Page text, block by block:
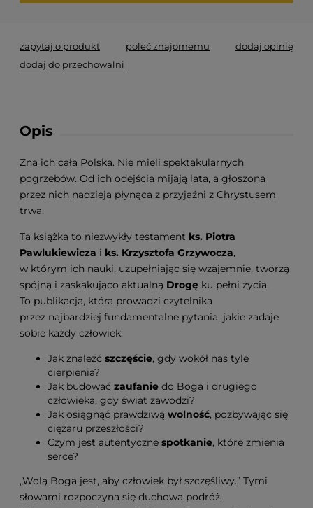
zapytaj o produkt poleć znajomemu
dodaj opinię
dodaj do przechowalni
Opis
Zna ich cała Polska. Nie mieli spektakularnych
pogrzebów. Od ich odejścia mijają lata, a głoszona
przez nich nadzieja płynąca z przyjaźni z Chrystusem
trwa.
Ta książka to niezwykły testament ks. Piotra
Pawlukiewicza i ks. Krzysztofa Grzywocza,
w którym ich nauki, uzupełniając się wzajemnie, tworzą
spójną i zaskakująco aktualną Drogę ku pełni życia.
To publikacja, która prowadzi czytelnika
przez najbardziej fundamentalne pytania, jakie zadaje
sobie każdy człowiek:
Jak znaleźć szczęście, gdy wokół nas tyle
cierpienia?
Jak budować zaufanie do Boga i drugiego
człowieka, gdy świat zawodzi?
Jak osiągnąć prawdziwą wolność, pozbywając się
ciężaru przeszłości?
Czym jest autentyczne spotkanie, które zmienia
serce?
„Wolą Boga jest, aby człowiek był szczęśliwy.” Tymi
słowami rozpoczyna się duchowa podróż,